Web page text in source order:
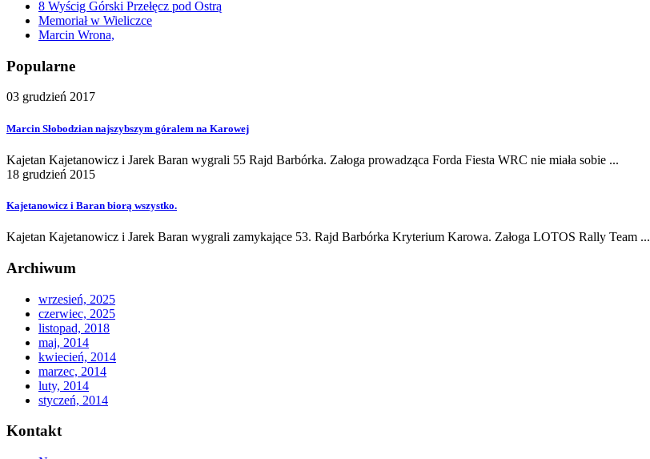
8 Wyścig Górski Przełęcz pod Ostrą
Memoriał w Wieliczce
Marcin Wrona,
Popularne
03 grudzień 2017
Marcin Słobodzian najszybszym góralem na Karowej
Kajetan Kajetanowicz i Jarek Baran wygrali 55 Rajd Barbórka. Załoga prowadząca Forda Fiesta WRC nie miała sobie ...
18 grudzień 2015
Kajetanowicz i Baran biorą wszystko.
Kajetan Kajetanowicz i Jarek Baran wygrali zamykające 53. Rajd Barbórka Kryterium Karowa. Załoga LOTOS Rally Team ...
Archiwum
wrzesień, 2025
czerwiec, 2025
listopad, 2018
maj, 2014
kwiecień, 2014
marzec, 2014
luty, 2014
styczeń, 2014
Kontakt